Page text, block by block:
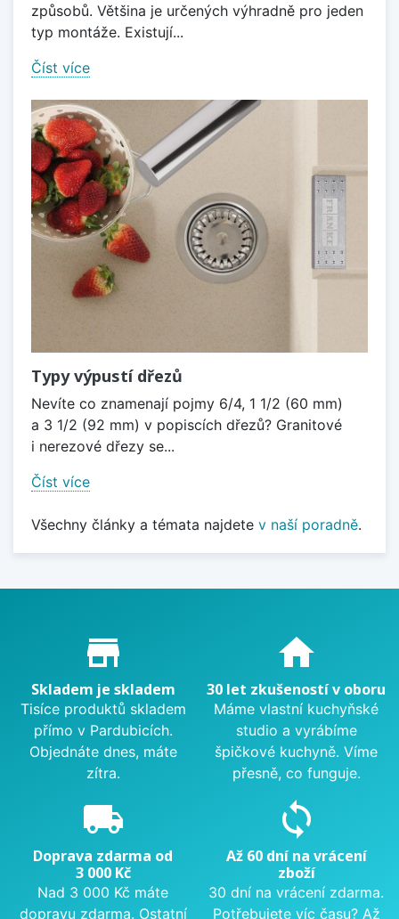
způsobů. Většina je určených výhradně pro jeden
typ montáže. Existují...
Číst více
Typy výpustí dřezů
Nevíte co znamenají pojmy 6/4, 1 1/2 (60 mm)
a 3 1/2 (92 mm) v popiscích dřezů? Granitové
i nerezové dřezy se...
Číst více
Všechny články a témata najdete v naší poradně.
Proč nakupovat u nás?
store_mall_directory
Skladem je skladem
Tisíce produktů skladem
přímo v Pardubicích.
Objednáte dnes, máte
zítra.
home
30 let zkušeností v oboru
Máme vlastní kuchyňské
studio a vyrábíme
špičkové kuchyně. Víme
přesně, co funguje.
local_shipping
Doprava zdarma od
3 000 Kč
Nad 3 000 Kč máte
dopravu zdarma. Ostatní
sync
Až 60 dní na vrácení
zboží
30 dní na vrácení zdarma.
Potřebujete víc času? Až